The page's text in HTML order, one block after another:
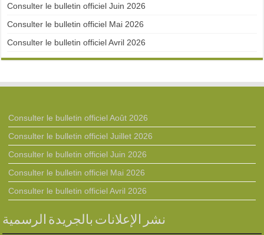
Consulter le bulletin officiel Juin 2026
Consulter le bulletin officiel Mai 2026
Consulter le bulletin officiel Avril 2026
Consulter le bulletin officiel Août 2026
Consulter le bulletin officiel Juillet 2026
Consulter le bulletin officiel Juin 2026
Consulter le bulletin officiel Mai 2026
Consulter le bulletin officiel Avril 2026
نشر الإعلانات بالجريدة الرسمية